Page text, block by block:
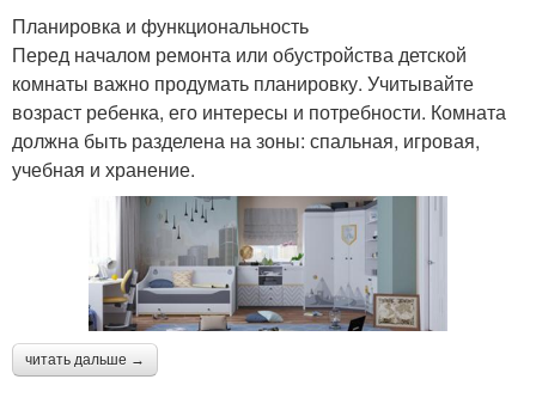
Планировка и функциональность
Перед началом ремонта или обустройства детской
комнаты важно продумать планировку. Учитывайте
возраст ребенка, его интересы и потребности. Комната
должна быть разделена на зоны: спальная, игровая,
учебная и хранение.
читать дальше →